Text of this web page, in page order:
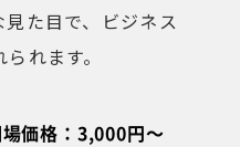
た目で、ビジネス
れます。
価格：3,000円〜